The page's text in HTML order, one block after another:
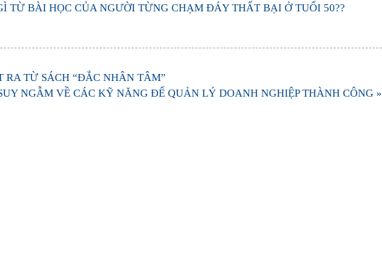
TỪ BÀI HỌC CỦA NGƯỜI TỪNG CHẠM ĐÁY THẤT BẠI Ở TUỔI 50??
RA TỪ SÁCH “ĐẮC NHÂN TÂM”
NGẪM VỀ CÁC KỸ NĂNG ĐỂ QUẢN LÝ DOANH NGHIỆP THÀNH CÔNG »